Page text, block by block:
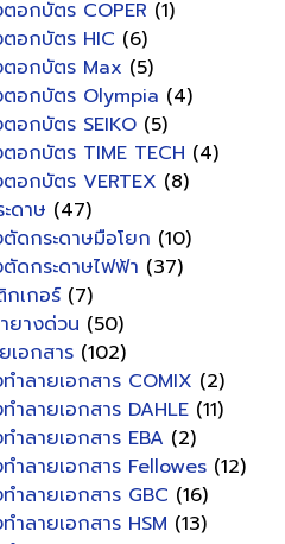
ตอกบัตร COPER (1)
ตอกบัตร HIC (6)
ตอกบัตร Max (5)
ตอกบัตร Olympia (4)
ตอกบัตร SEIKO (5)
ตอกบัตร TIME TECH (4)
ตอกบัตร VERTEX (8)
ดาษ (47)
ตัดกระดาษมือโยก (10)
ตัดกระดาษไฟฟ้า (37)
เกอร์ (7)
ยางด่วน (50)
เอกสาร (102)
ทำลายเอกสาร COMIX (2)
ทำลายเอกสาร DAHLE (11)
ำลายเอกสาร EBA (2)
ทำลายเอกสาร Fellowes (12)
ทำลายเอกสาร GBC (16)
ำลายเอกสาร HSM (13)